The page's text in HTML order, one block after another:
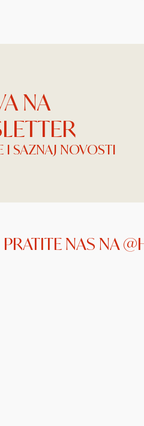
NA
I SAZNAJ NOVOSTI
PRATITE NAS NA